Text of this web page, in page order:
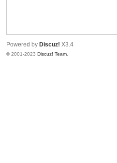
Powered by Discuz! X3.4
© 2001-2023 Discuz! Team